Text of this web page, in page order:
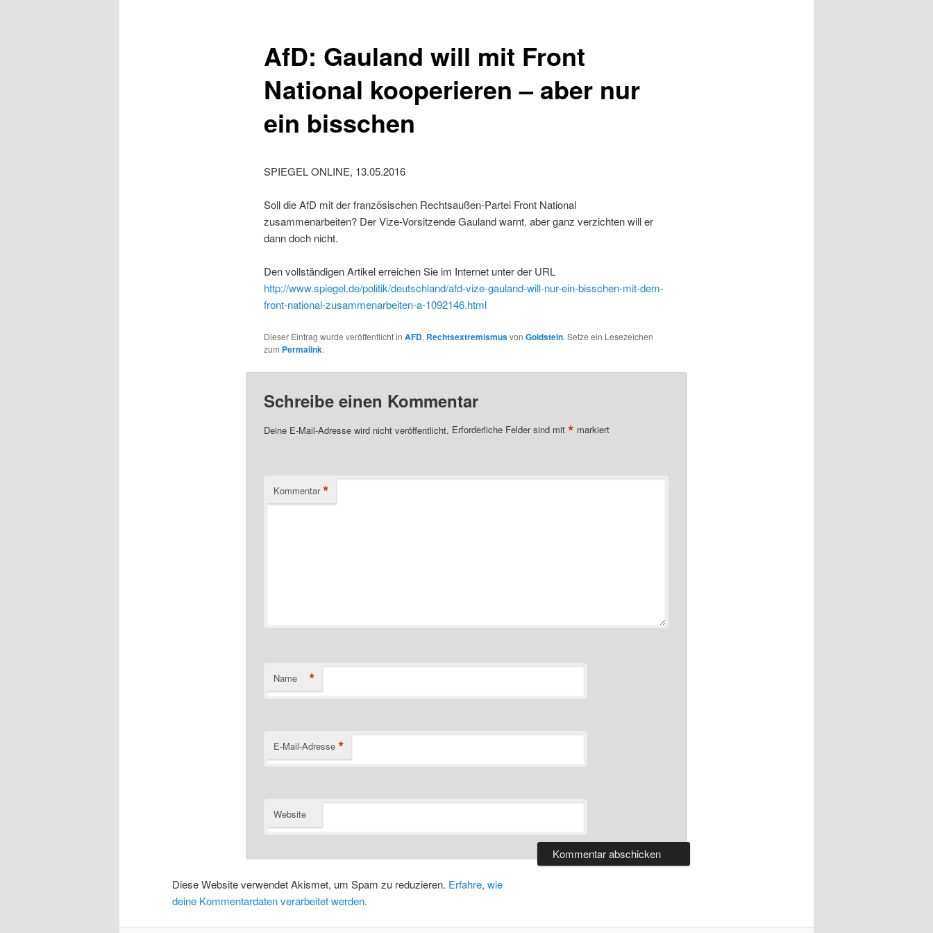
AfD: Gauland will mit Front
National kooperieren – aber nur
ein bisschen
SPIEGEL ONLINE, 13.05.2016
Soll die AfD mit der französischen Rechtsaußen-Partei Front National
zusammenarbeiten? Der Vize-Vorsitzende Gauland warnt, aber ganz verzichten will er
dann doch nicht.
Den vollständigen Artikel erreichen Sie im Internet unter der URL
http://www.spiegel.de/politik/deutschland/afd-vize-gauland-will-nur-ein-bisschen-mit-dem-
front-national-zusammenarbeiten-a-1092146.html
Dieser Eintrag wurde veröffentlicht in AFD, Rechtsextremismusvon Goldstein. Setze ein Lesezeichen
zum Permalink.
Schreibe einen Kommentar
Deine E-Mail-Adresse wird nicht veröffentlicht. Erforderliche Felder sind mit * markiert
Kommentar *
Name *
E-Mail-Adresse *
Website
Diese Website verwendet Akismet, um Spam zu reduzieren. Erfahre, wie
deine Kommentardaten verarbeitet werden.